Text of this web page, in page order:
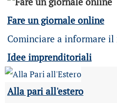
Fare un giornale online
Cominciare a informare il
Idee imprenditoriali
Alla pari all'estero